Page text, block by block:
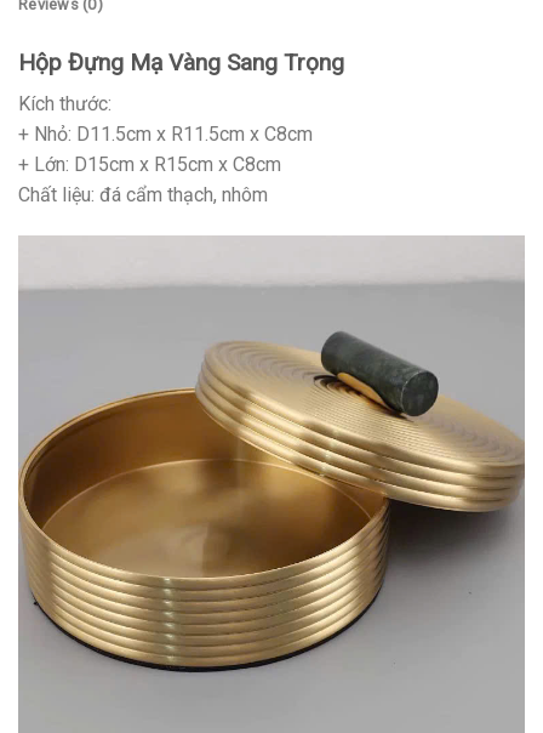
Reviews (0)
Hộp Đựng Mạ Vàng Sang Trọng
Kích thước:
+ Nhỏ: D11.5cm x R11.5cm x C8cm
+ Lớn: D15cm x R15cm x C8cm
Chất liệu: đá cẩm thạch, nhôm